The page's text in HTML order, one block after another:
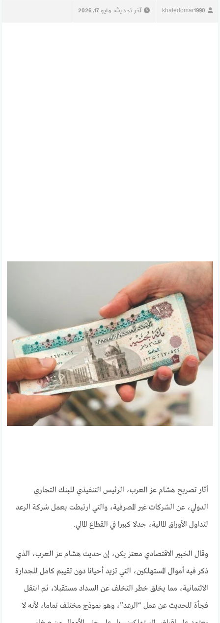
khaledomar1990 آخر تحديث: مايو 17, 2026
أثار تصريح هشام عز العرب، الرئيس التنفيذي للبنك التجاري
الدولي، عن الشركات غير المصرفية، والتي ارتبطت بعمل شركة الرعد
لتداول الأوراق المالية، جدلا كبيرا في القطاع المالي.
وقال الخبير الاقتصادي معتز يكن، إن حديث هشام عز العرب، الذي
ذكر فيه أموال المستهلكين، التي تزيد أحيانا دون تقييم كامل للجدارة
الائتمانية، مما يخلق خطر التخلف عن السداد مستقبلا، ثم انتقل
فجأة للحديث عن عمل “الرعد”، وهو نموذج مختلف تماما، لأنه لا